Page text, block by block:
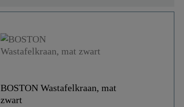
BOSTON Wastafelkraan, mat
zwart